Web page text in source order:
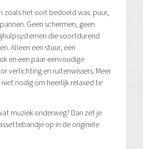
zoals het ooit bedoeld was: puur,
Geen schermen, geen
die voortdurend
Alleen een stuur, een
en een paar eenvoudige
verlichting en ruitenwissers. Meer
niet nodig om heerlijk relaxed te
muziek onderweg? Dan zet je
op in de originele